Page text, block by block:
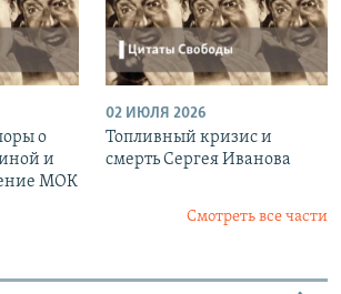
о
и
МОК
02 ИЮЛЯ 2026
Топливный кризис и
смерть Сергея Иванова
Смотреть все части